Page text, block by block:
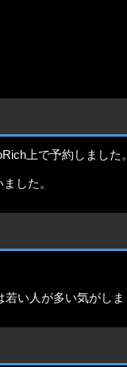
上で予約しました。
した。
い人が多い気がしま